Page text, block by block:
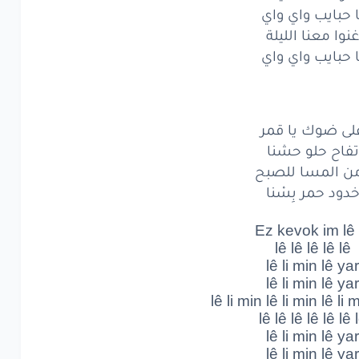
ضوكيا قمر
حلوحشنا
حمربِسْنا
kevokim
lêlêlê lêlê
min lê
min lê
min lê limin lê
lê lêlêlêlê
حبايب واي واي
غنوا معنا الليلة
حبايب واي واي
ضوك يا قمر
تفاح حلو حشنا
المسا للصبح
خدود حمر بِسْنا
Ez kevok im lê
lê lê lê lê lê
lê li min lê yar
lê li min lê yar
lê li min lê li min lê li
lê lê lê lê lê lê
lê li min lê yar
lê li min lê yar